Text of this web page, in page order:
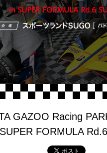
GAZOO Racing
FORMULA